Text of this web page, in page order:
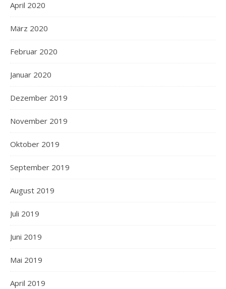
April 2020
März 2020
Februar 2020
Januar 2020
Dezember 2019
November 2019
Oktober 2019
September 2019
August 2019
Juli 2019
Juni 2019
Mai 2019
April 2019